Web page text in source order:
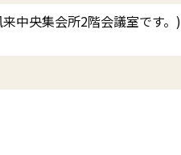
中央集会所2階会議室です。)